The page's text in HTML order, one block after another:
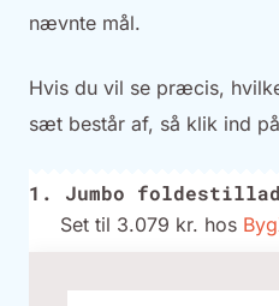
nævnte mål.
Hvis du vil se præcis,
sæt består af, så klik ind
1. Jumbo
Set til 3.079 kr. hos